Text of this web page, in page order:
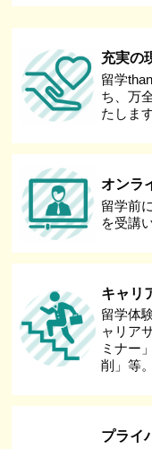
充実の
留学
ち、万
たします
オンラ
留学前
を受講
キャリ
留学体
ャリア
ミナー
削」等。
プライ